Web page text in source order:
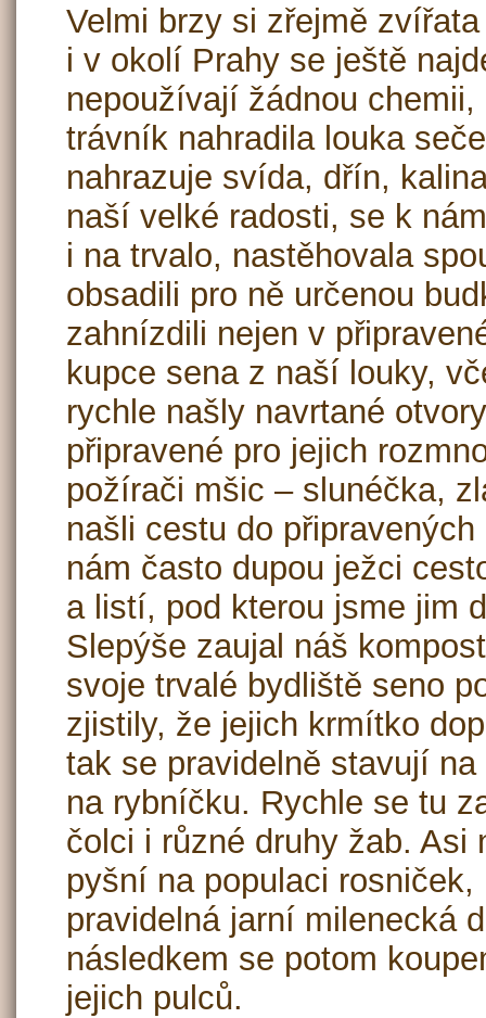
Velmi brzy si zřejmě
i v okolí Prahy se ještě
nepoužívají žádnou
trávník nahradila louka
nahrazuje svída, dřín,
naší velké radosti, se k
i na trvalo, nastěhovala
obsadili pro ně určenou
zahnízdili nejen v
kupce sena z naší louky,
rychle našly navrtané
připravené pro jejich
požírači mšic – slunéčka,
našli cestu do
nám často dupou ježci
a listí, pod kterou jsme jim
Slepýše zaujal náš
svoje trvalé bydliště seno
zjistily, že jejich krmítko
tak se pravidelně stavují
na rybníčku. Rychle se tu
čolci i různé druhy žab. Asi
pyšní na populaci
pravidelná jarní milenecká
následkem se potom
jejich pulců.